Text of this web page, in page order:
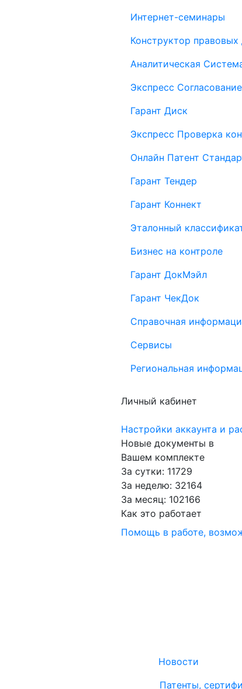
Интернет-семинары
Конструктор
Аналитическая
Экспресс Согласование
Гарант Диск
Экспресс Проверка
Онлайн Патент
Гарант Тендер
Гарант Коннект
Эталонный
Бизнес на контроле
Гарант ДокМэйл
Гарант ЧекДок
Справочная
Сервисы
Региональная
Личный кабинет
Настройки аккаунта и
Новые документы в
Вашем комплекте
За сутки: 11729
За неделю: 32164
За месяц: 102166
Как это работает
Помощь в работе,
Новости
Патенты,